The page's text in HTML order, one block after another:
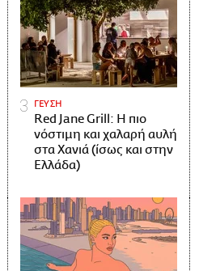
ΓΕΥΣΗ
Red Jane Grill: Η πιο
νόστιμη και χαλαρή αυλή
στα Χανιά (ίσως και στην
Ελλάδα)